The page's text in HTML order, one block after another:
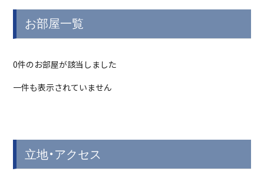
お部屋一覧
0件のお部屋が該当しました
一件も表示されていません
立地・アクセス